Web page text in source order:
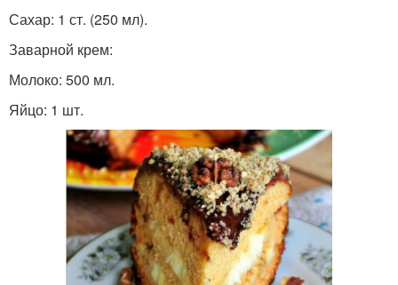
Сахар: 1 ст. (250 мл).
Заварной крем:
Молоко: 500 мл.
Яйцо: 1 шт.